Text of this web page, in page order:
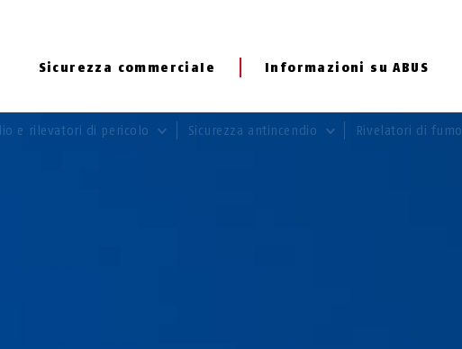
Sicurezza commerciale Informazioni su ABUS
e rilevatori di pericolo Sicurezza antincendio Rivelatori di fumo